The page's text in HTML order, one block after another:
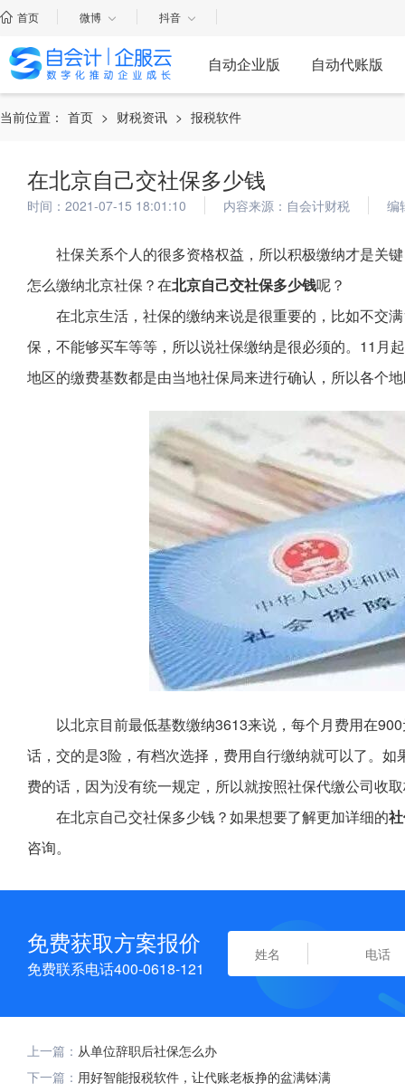
首页 微博 抖音
自动企业版 自动代账版
当前位置： 首页 > 财税资讯 > 报税软件
在北京自己交社保多少钱
时间：2021-07-15 18:01:10 内容来源：自会计财税 编
社保关系个人的很多资格权益，所以积极缴纳才是关
怎么缴纳北京社保？在北京自己交社保多少钱呢？
在北京生活，社保的缴纳来说是很重要的，比如不交
保，不能够买车等等，所以说社保缴纳是很必须的。11月
地区的缴费基数都是由当地社保局来进行确认，所以各个
以北京目前最低基数缴纳3613来说，每个月费用在
话，交的是3险，有档次选择，费用自行缴纳就可以了。
费的话，因为没有统一规定，所以就按照社保代缴公司收
在北京自己交社保多少钱？如果想要了解更加详细的
咨询。
免费获取方案报价
免费联系电话400-0618-121
上一篇： 从单位辞职后社保怎么办
下一篇： 用好智能报税软件，让代账老板挣的盆满钵满